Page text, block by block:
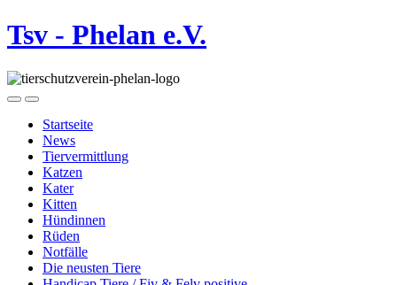
Tsv - Phelan e.V.
Startseite
News
Tiervermittlung
Katzen
Kater
Kitten
Hündinnen
Rüden
Notfälle
Die neusten Tiere